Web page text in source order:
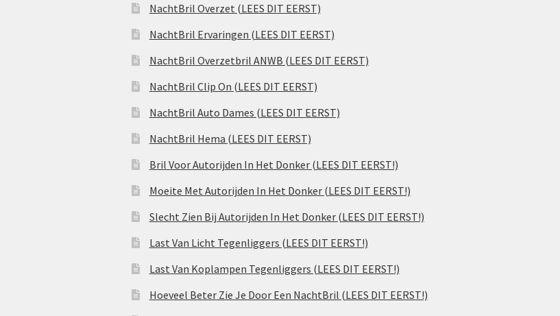
NachtBril Overzet (LEES DIT EERST)
NachtBril Ervaringen (LEES DIT EERST)
NachtBril Overzetbril ANWB (LEES DIT EERST)
NachtBril Clip On (LEES DIT EERST)
NachtBril Auto Dames (LEES DIT EERST)
NachtBril Hema (LEES DIT EERST)
Bril Voor Autorijden In Het Donker (LEES DIT EERST!)
Moeite Met Autorijden In Het Donker (LEES DIT EERST!)
Slecht Zien Bij Autorijden In Het Donker (LEES DIT EERST!)
Last Van Licht Tegenliggers (LEES DIT EERST!)
Last Van Koplampen Tegenliggers (LEES DIT EERST!)
Hoeveel Beter Zie Je Door Een NachtBril (LEES DIT EERST!)